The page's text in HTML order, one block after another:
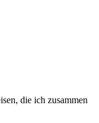
die ich zusammen